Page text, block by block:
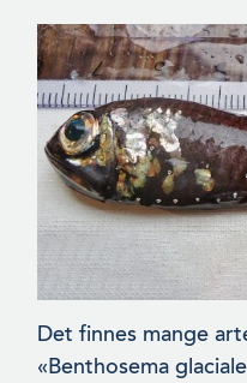
Det finnes mange
«Benthosema